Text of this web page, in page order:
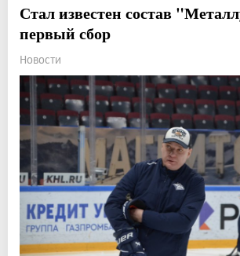
Стал известен состав
первый сбор
Новости